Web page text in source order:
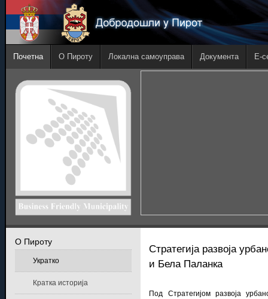
Почетна О Пироту Локална самоуправа Документа E-
Стратегија развоја
и Бела Паланка
Под Стратегијом развоја
О Пироту
Укратко
Кратка историја